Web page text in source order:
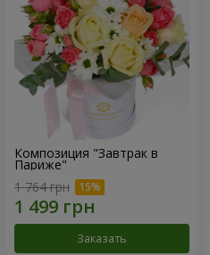
Композиция "Завтрак в
Париже"
1 764 грн
Заказать